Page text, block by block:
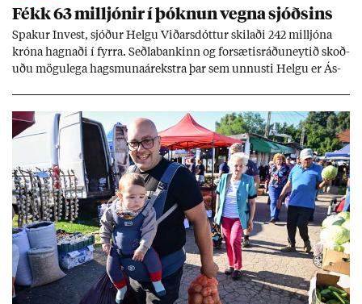
Fékk 63 millj­ón­ir í þókn­un vegna sjóðs­ins
Spak­ur In­vest, sjóð­ur Helgu Við­ars­dótt­ur skil­aði 242 millj­óna
króna hagn­aði í fyrra. Seðla­bank­inn og for­sæt­is­ráðu­neyt­ið skoð­
uðu mögu­lega hags­muna­árekstra þar sem unnusti Helgu er Ás­